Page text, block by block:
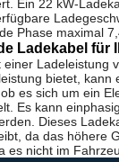
Ein 22 kW-
Phase maximal
Ladekabel für
Ladeleistung
bietet, kann
es sich um ein
Es kann
Dieses
da das höhere
es nicht im